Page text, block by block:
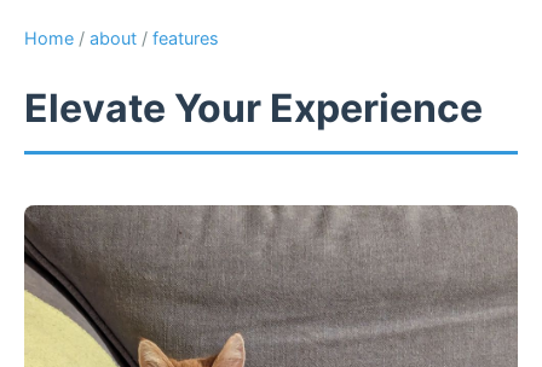
Home / about / features
Elevate Your Experience